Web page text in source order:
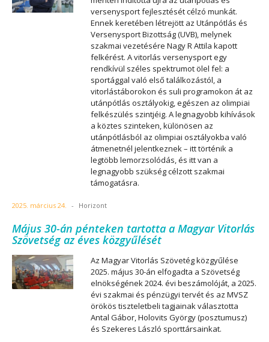
versenysport fejlesztését célzó munkát.
Ennek keretében létrejött az Utánpótlás és
Versenysport Bizottság (UVB), melynek
szakmai vezetésére Nagy R Attila kapott
felkérést. A vitorlás versenysport egy
rendkívül széles spektrumot ölel fel: a
sportággal való első találkozástól, a
vitorlástáborokon és suli programokon át az
utánpótlás osztályokig, egészen az olimpiai
felkészülés szintjéig. A legnagyobb kihívások
a köztes szinteken, különösen az
utánpótlásból az olimpiai osztályokba való
átmenetnél jelentkeznek – itt történik a
legtöbb lemorzsolódás, és itt van a
legnagyobb szükség célzott szakmai
támogatásra.
2025. március 24. - Horizont
Május 30-án pénteken tartotta a Magyar Vitorlás
Szövetség az éves közgyűlését
Az Magyar Vitorlás Szövetég közgyűlése
2025. május 30-án elfogadta a Szövetség
elnökségének 2024. évi beszámolóját, a 2025.
évi szakmai és pénzügyi tervét és az MVSZ
örökös tiszteletbeli tagjainak választotta
Antal Gábor, Holovits György (posztumusz)
és Szekeres László sporttársainkat.